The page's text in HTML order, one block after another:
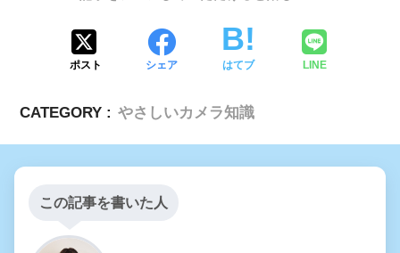
ポスト シェア はてブ LINE
CATEGORY : やさしいカメラ知識
この記事を書いた人